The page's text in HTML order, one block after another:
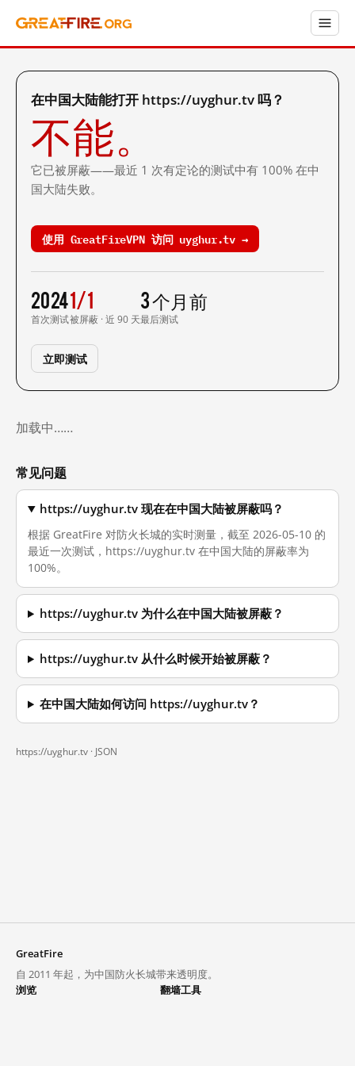
在中国大陆能打开 https://uyghur.tv 吗？
不能。
它已被屏蔽——最近 1 次有定论的测试中有 100% 在中
国大陆失败。
使用 GreatFireVPN 访问 uyghur.tv →
2024
首次测试
1/1
被屏蔽 · 近 90 天
3 个月前
最后测试
立即测试
加载中……
常见问题
https://uyghur.tv 现在在中国大陆被屏蔽吗？
根据 GreatFire 对防火长城的实时测量，截至 2026-05-10 的
最近一次测试，https://uyghur.tv 在中国大陆的屏蔽率为
100%。
https://uyghur.tv 为什么在中国大陆被屏蔽？
https://uyghur.tv 从什么时候开始被屏蔽？
在中国大陆如何访问 https://uyghur.tv？
https://uyghur.tv · JSON
GreatFire
自 2011 年起，为中国防火长城带来透明度。
浏览
翻墙工具